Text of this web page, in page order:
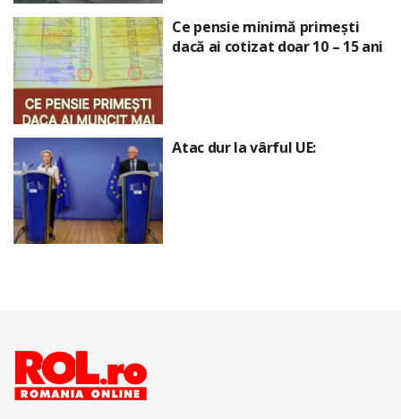
Ce pensie minimă primești
dacă ai cotizat doar 10 – 15 ani
Atac dur la vârful UE: